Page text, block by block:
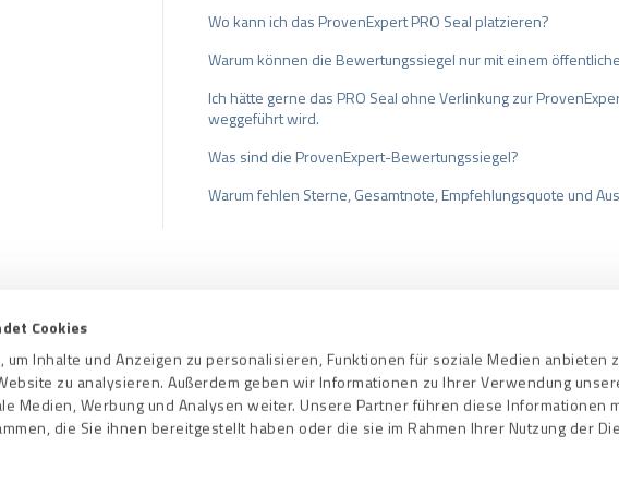
Cookies
um Inhalte und Anzeigen zu personalisieren, Funktionen für soziale Medien anbieten
zu analysieren. Außerdem geben wir Informationen zu Ihrer Verwendung
Medien, Werbung und Analysen weiter. Unsere Partner führen diese Informationen
die Sie ihnen bereitgestellt haben oder die sie im Rahmen Ihrer Nutzung der
Wo kann ich das ProvenExpert PRO Seal platzieren?
Warum können die Bewertungssiegel nur mit einem
Ich hätte gerne das PRO Seal ohne Verlinkung zur
weggeführt wird.
Was sind die ProvenExpert-Bewertungssiegel?
Warum fehlen Sterne, Gesamtnote, Empfehlungsquote und
Nutzungsbedingungen Datenschutz